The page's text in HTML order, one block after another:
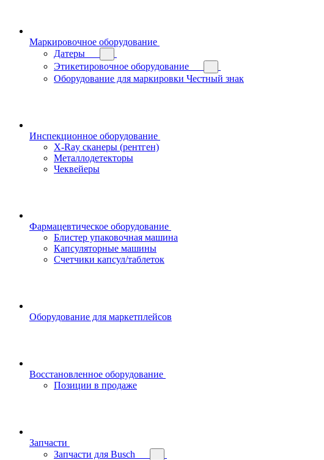
Маркировочное оборудование
Датеры
Этикетировочное оборудование
Оборудование для маркировки Честный знак
Инспекционное оборудование
X-Ray сканеры (рентген)
Металлодетекторы
Чеквейеры
Фармацевтическое оборудование
Блистер упаковочная машина
Капсуляторные машины
Счетчики капсул/таблеток
Оборудование для маркетплейсов
Восстановленное оборудование
Позиции в продаже
Запчасти
Запчасти для Busch